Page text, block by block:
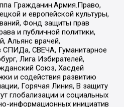
Гражданин.Армия.Право,
и европейской культуры,
Фонд защиты прав
и публичной политики,
Альянс врачей,
СВЕЧА, Гуманитарное
Лига Избирателей,
Союз, Хасдей
и содействия развитию
Горячая Линия, В защиту
глобализации и социальных
информационных инициатив